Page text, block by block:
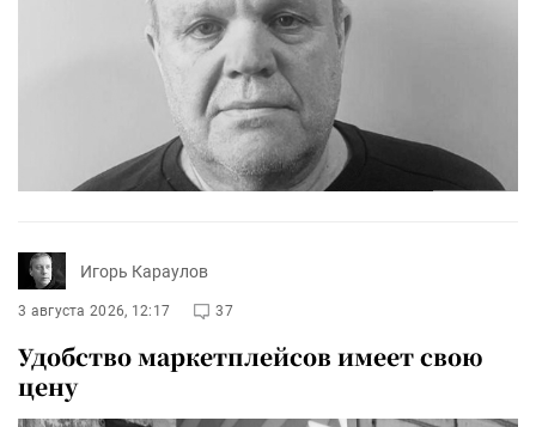
Игорь Караулов
3 августа 2026, 12:17 37
Удобство маркетплейсов имеет свою
цену